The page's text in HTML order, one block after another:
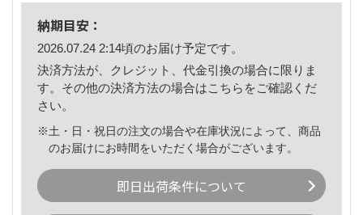
納期目安：
2026.07.24 2:14頃のお届け予定です。
決済方法が、クレジット、代金引換の場合に限りま
す。その他の決済方法の場合はこちら をご確認くだ
さい。
※土・日・祝日の注文の場合や在庫状況によって、商品
のお届けにお時間をいただく場合がございます。
即日出荷条件について